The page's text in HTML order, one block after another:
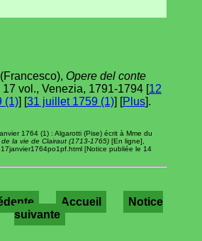
Opere del conte
17 vol., Venezia, 1791-1794 [12
(1)] [31 juillet 1759 (1)] [Plus].
1764 (1) : Algarotti (Pise) écrit à Mme du
la vie de Clairaut (1713-1765) [En ligne],
[Notice publiée le 14
Accueil
Notice
suivante